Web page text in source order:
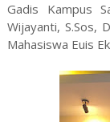
Gadis Kampus
Wijayanti, S.Sos,
Mahasiswa Euis